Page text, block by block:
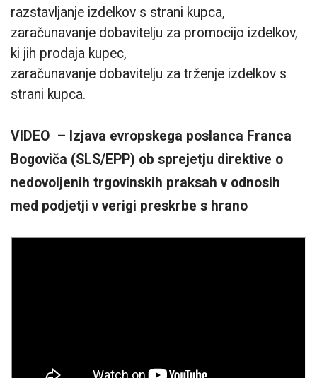
razstavljanje izdelkov s strani kupca,
zaračunavanje dobavitelju za promocijo izdelkov,
ki jih prodaja kupec,
zaračunavanje dobavitelju za trženje izdelkov s
strani kupca.
VIDEO – Izjava evropskega poslanca Franca
Bogoviča (SLS/EPP) ob sprejetju direktive o
nedovoljenih trgovinskih praksah v odnosih
med podjetji v verigi preskrbe s hrano